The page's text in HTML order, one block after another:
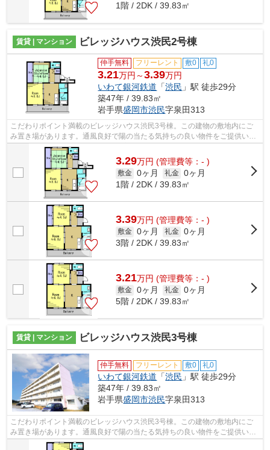
1階 / 2DK / 39.83㎡
賃貸 | マンション ビレッジハウス渋民2号棟
仲手無料 フリーレント 敷0 礼0
3.21万円～3.39万円
いわて銀河鉄道 「渋民 」駅 徒歩29分
築47年 / 39.83㎡
岩手県盛岡市渋民字泉田313
こだわりポイント満載のビレッジハウス渋民3号棟。この建物の敷地内にご
み置き場があります。通風良好で陽の当たる気持ちの良い物件をご提供いた
します。こちらはマンションタイプにな...
3.29万円 (管理費等：- )
敷金 0ヶ月 礼金 0ヶ月
1階 / 2DK / 39.83㎡
3.39万円 (管理費等：- )
敷金 0ヶ月 礼金 0ヶ月
3階 / 2DK / 39.83㎡
3.21万円 (管理費等：- )
敷金 0ヶ月 礼金 0ヶ月
5階 / 2DK / 39.83㎡
賃貸 | マンション ビレッジハウス渋民3号棟
仲手無料 フリーレント 敷0 礼0
いわて銀河鉄道 「渋民 」駅 徒歩29分
築47年 / 39.83㎡
岩手県盛岡市渋民字泉田313
こだわりポイント満載のビレッジハウス渋民3号棟。この建物の敷地内にご
み置き場があります。通風良好で陽の当たる気持ちの良い物件をご提供いた
します。こちらはマンションタイプにな...